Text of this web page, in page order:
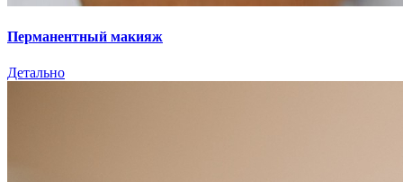
Перманентный макияж
Детально